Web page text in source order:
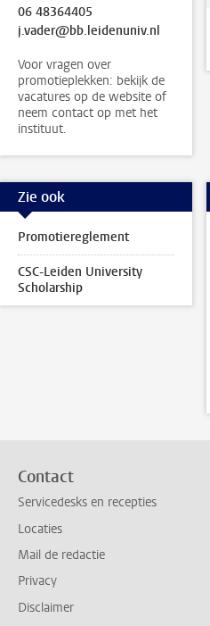
06 48364405
j.vader@bb.leidenuniv.nl
Voor vragen over
promotieplekken: bekijk de
vacatures op de website of
neem contact op met het
instituut.
Zie ook
Promotiereglement
CSC-Leiden University
Scholarship
Contact
Servicedesks en recepties
Locaties
Mail de redactie
Privacy
Disclaimer